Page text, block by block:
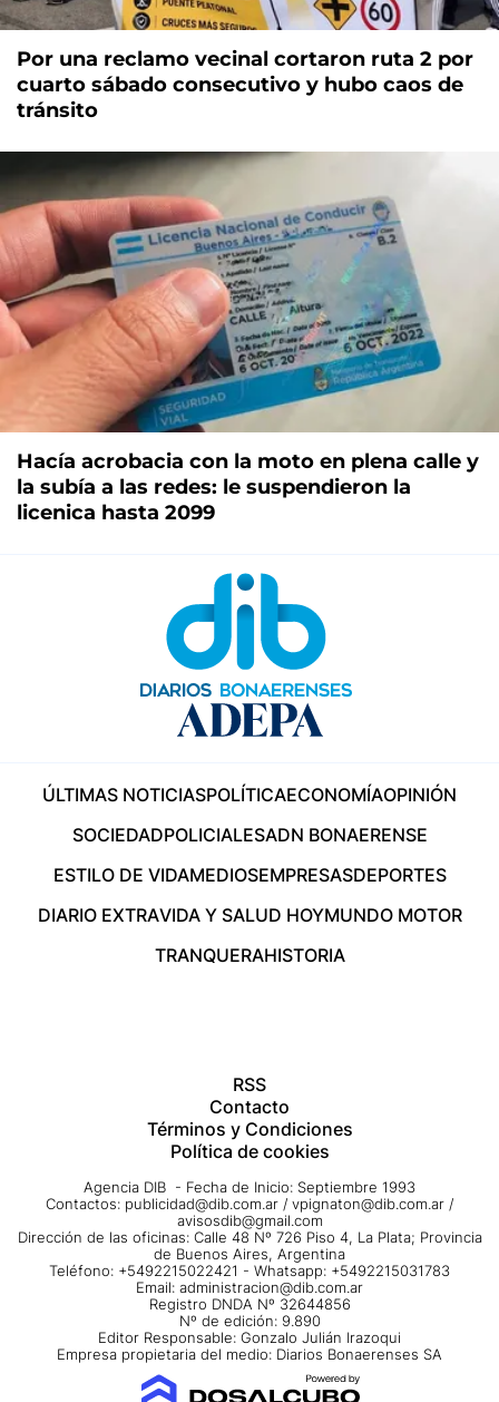
Por una reclamo vecinal cortaron ruta 2 por
cuarto sábado consecutivo y hubo caos de
tránsito
Hacía acrobacia con la moto en plena calle y
la subía a las redes: le suspendieron la
licenica hasta 2099
ÚLTIMAS NOTICIASPOLÍTICAECONOMÍAOPINIÓN
SOCIEDADPOLICIALESADN BONAERENSE
ESTILO DE VIDAMEDIOSEMPRESASDEPORTES
DIARIO EXTRAVIDA Y SALUD HOYMUNDO MOTOR
TRANQUERAHISTORIA
RSS
Contacto
Términos y Condiciones
Política de cookies
Agencia DIB - Fecha de Inicio: Septiembre 1993
Contactos: publicidad@dib.com.ar / vpignaton@dib.com.ar /
avisosdib@gmail.com
Dirección de las oficinas: Calle 48 Nº 726 Piso 4, La Plata; Provincia
de Buenos Aires, Argentina
Teléfono: +5492215022421 - Whatsapp: +5492215031783
Email: administracion@dib.com.ar
Registro DNDA Nº 32644856
Nº de edición: 9.890
Editor Responsable: Gonzalo Julián Irazoqui
Empresa propietaria del medio: Diarios Bonaerenses SA